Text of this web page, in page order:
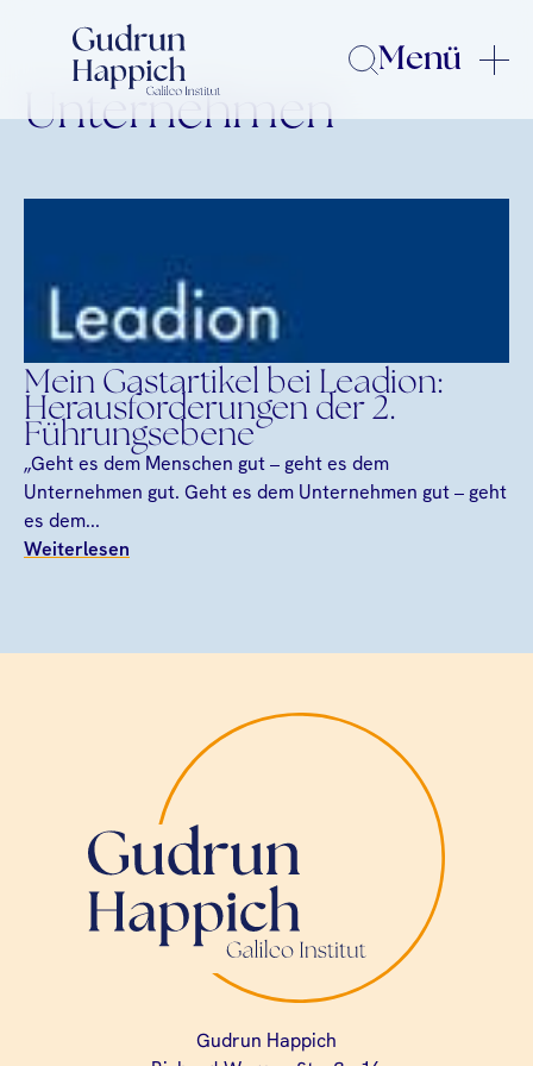
Menü
Unternehmen
Mein Gastartikel bei Leadion:
Herausforderungen der 2.
Führungsebene
„Geht es dem Menschen gut – geht es dem
Unternehmen gut. Geht es dem Unternehmen gut – geht
es dem...
Weiterlesen
Gudrun Happich